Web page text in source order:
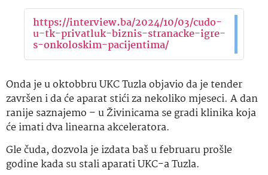
https://interview.ba/2024/10/03/cudo-
u-tk-privatluk-biznis-stranacke-igre-
s-onkoloskim-pacijentima/
Onda je u oktobbru UKC Tuzla objavio da je tender
završen i da će aparat stići za nekoliko mjeseci. A dan
ranije saznajemo – u Živinicama se gradi klinika koja
će imati dva linearna akceleratora.
Gle čuda, dozvola je izdata baš u februaru prošle
godine kada su stali aparati UKC-a Tuzla.